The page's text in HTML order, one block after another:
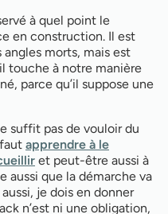
à quel point le
en construction. Il est
angles morts, mais est
touche à notre manière
parce qu’il suppose une
suffit pas de vouloir du
apprendre à le
et peut-être aussi à
aussi que la démarche va
je dois en donner
n’est ni une obligation,